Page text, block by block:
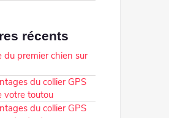
récents
du premier chien sur
du collier GPS
votre toutou
du collier GPS